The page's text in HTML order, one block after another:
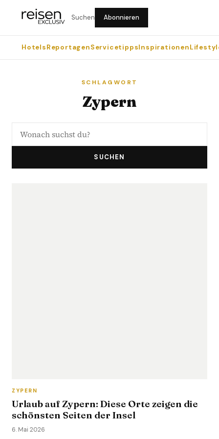
Suchen Abonnieren
HotelsReportagenServicetippsInspirationen
SCHLAGWORT
Zypern
SUCHEN
ZYPERN
Urlaub auf Zypern: Diese Orte zeigen die
schönsten Seiten der Insel
6. Mai 2026